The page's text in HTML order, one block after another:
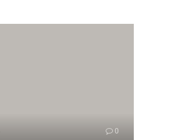
0